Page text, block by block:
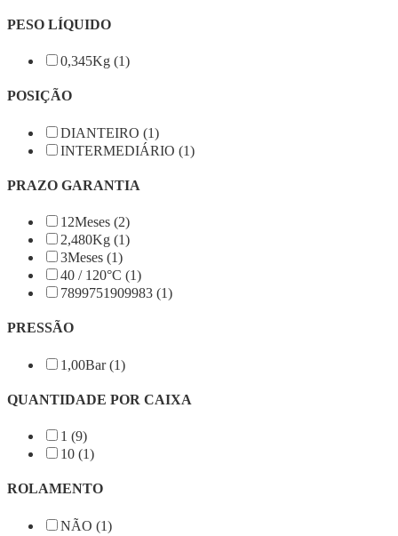
PESO LÍQUIDO
0,345Kg (1)
POSIÇÃO
DIANTEIRO (1)
INTERMEDIÁRIO (1)
PRAZO GARANTIA
12Meses (2)
2,480Kg (1)
3Meses (1)
40 / 120°C (1)
7899751909983 (1)
PRESSÃO
1,00Bar (1)
QUANTIDADE POR CAIXA
1 (9)
10 (1)
ROLAMENTO
NÃO (1)